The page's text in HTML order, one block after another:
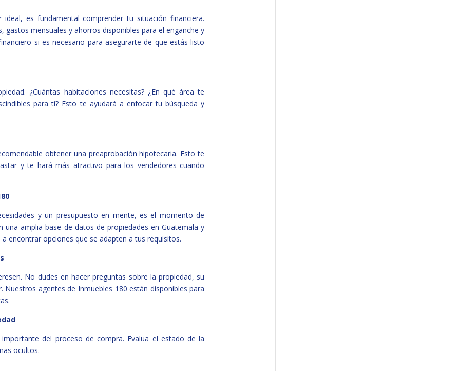
es fundamental comprender tu situación financiera.
gastos mensuales y ahorros disponibles para el enganche y
si es necesario para asegurarte de que estás listo
¿Cuántas habitaciones necesitas? ¿En qué área te
para ti? Esto te ayudará a enfocar tu búsqueda y
obtener una preaprobación hipotecaria. Esto te
y te hará más atractivo para los vendedores cuando
y un presupuesto en mente, es el momento de
una amplia base de datos de propiedades en Guatemala y
encontrar opciones que se adapten a tus requisitos.
No dudes en hacer preguntas sobre la propiedad, su
Nuestros agentes de Inmuebles 180 están disponibles para
del proceso de compra. Evalua el estado de la
ocultos.